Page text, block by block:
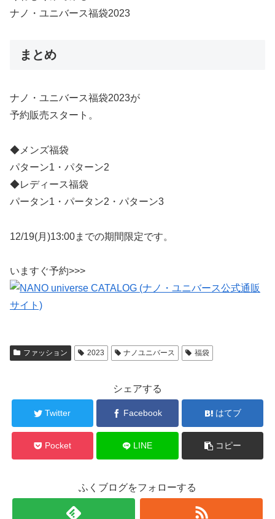
ナノ・ユニバース福袋2023
まとめ
ナノ・ユニバース福袋2023が
予約販売スタート。
◆メンズ福袋
パターン1・パターン2
◆レディース福袋
パータン1・パータン2・パターン3
12/19(月)13:00までの期間限定です。
いますぐ予約>>>
ファッション 2023 ナノユニバース 福袋
シェアする
Twitter Facebook はてブ
Pocket LINE コピー
ふくブログをフォローする